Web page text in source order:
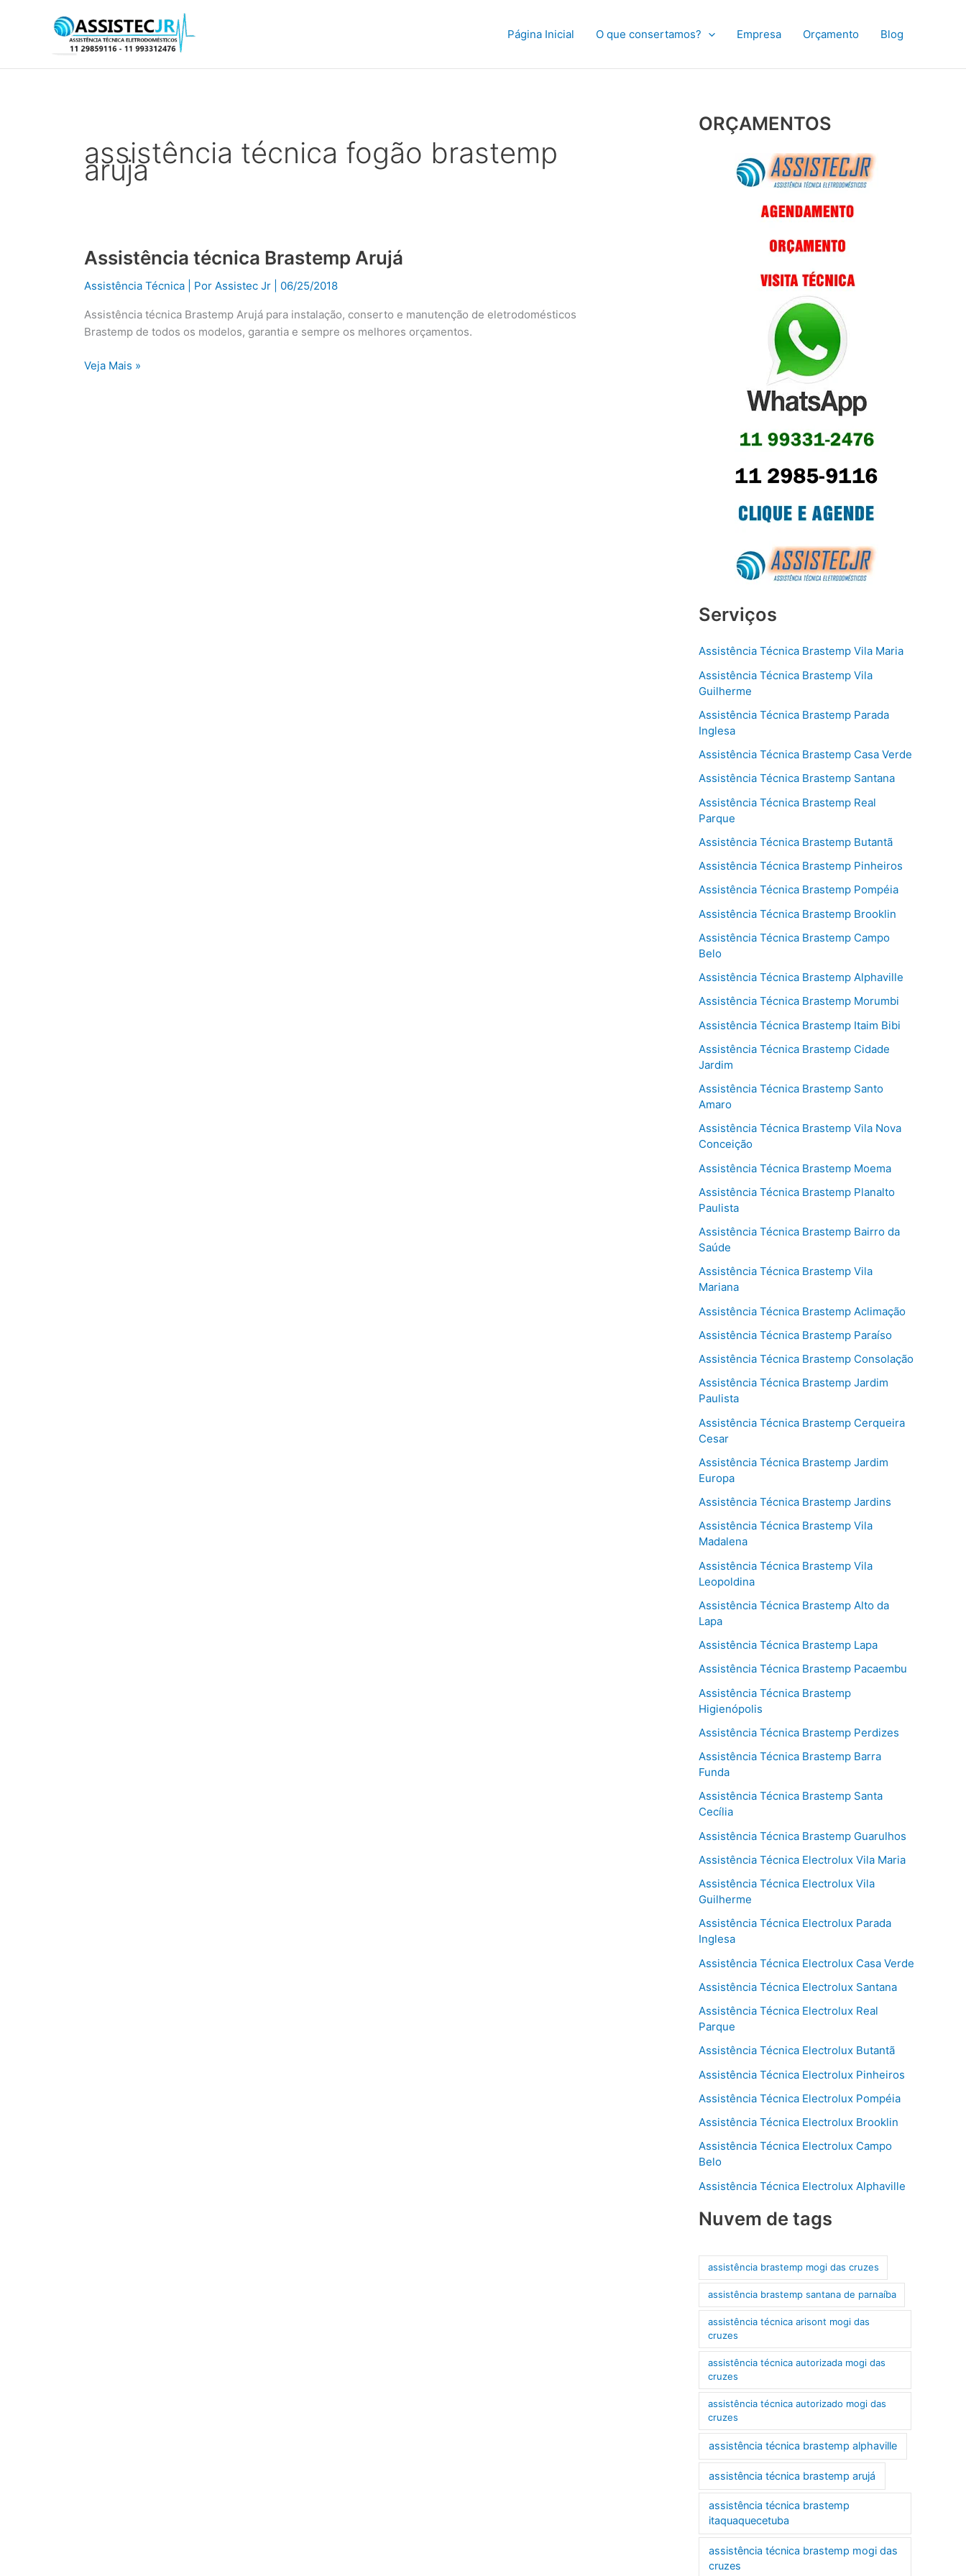
Página Inicial O que consertamos? Empresa Orçamento Blog
assistência técnica fogão brastemp
aruja
Assistência técnica Brastemp Arujá
Assistência Técnica | Por Assistec Jr 06/25/2018
Assistência técnica Brastemp Arujá para instalação, conserto e manutenção de eletrodomésticos
Brastemp de todos os modelos, garantia e sempre os melhores orçamentos.
Assistência
Brastemp
Veja Mais »
ORÇAMENTOS
Serviços
Assistência Técnica Brastemp Vila Maria
Assistência Técnica Brastemp Vila
Guilherme
Assistência Técnica Brastemp Parada
Inglesa
Assistência Técnica Brastemp Casa Verde
Assistência Técnica Brastemp Santana
Assistência Técnica Brastemp Real
Parque
Assistência Técnica Brastemp Butantã
Assistência Técnica Brastemp Pinheiros
Assistência Técnica Brastemp Pompéia
Assistência Técnica Brastemp Brooklin
Assistência Técnica Brastemp Campo
Belo
Assistência Técnica Brastemp Alphaville
Assistência Técnica Brastemp Morumbi
Assistência Técnica Brastemp Itaim Bibi
Assistência Técnica Brastemp Cidade
Jardim
Assistência Técnica Brastemp Santo
Amaro
Assistência Técnica Brastemp Vila Nova
Conceição
Assistência Técnica Brastemp Moema
Assistência Técnica Brastemp Planalto
Paulista
Assistência Técnica Brastemp Bairro da
Saúde
Assistência Técnica Brastemp Vila
Mariana
Assistência Técnica Brastemp Aclimação
Assistência Técnica Brastemp Paraíso
Assistência Técnica Brastemp Consolação
Assistência Técnica Brastemp Jardim
Paulista
Assistência Técnica Brastemp Cerqueira
Cesar
Assistência Técnica Brastemp Jardim
Europa
Assistência Técnica Brastemp Jardins
Assistência Técnica Brastemp Vila
Madalena
Assistência Técnica Brastemp Vila
Leopoldina
Assistência Técnica Brastemp Alto da
Lapa
Assistência Técnica Brastemp Lapa
Assistência Técnica Brastemp Pacaembu
Assistência Técnica Brastemp
Higienópolis
Assistência Técnica Brastemp Perdizes
Assistência Técnica Brastemp Barra
Funda
Assistência Técnica Brastemp Santa
Cecília
Assistência Técnica Brastemp Guarulhos
Assistência Técnica Electrolux Vila Maria
Assistência Técnica Electrolux Vila
Guilherme
Assistência Técnica Electrolux Parada
Inglesa
Assistência Técnica Electrolux Casa Verde
Assistência Técnica Electrolux Santana
Assistência Técnica Electrolux Real
Parque
Assistência Técnica Electrolux Butantã
Assistência Técnica Electrolux Pinheiros
Assistência Técnica Electrolux Pompéia
Assistência Técnica Electrolux Brooklin
Assistência Técnica Electrolux Campo
Belo
Assistência Técnica Electrolux Alphaville
Nuvem de tags
assistência brastemp mogi das cruzes
assistência brastemp santana de parnaíba
assistência técnica arisont mogi das
cruzes
assistência técnica autorizada mogi das
cruzes
assistência técnica autorizado mogi das
cruzes
assistência técnica brastemp alphaville
assistência técnica brastemp arujá
assistência técnica brastemp
itaquaquecetuba
assistência técnica brastemp mogi das
cruzes